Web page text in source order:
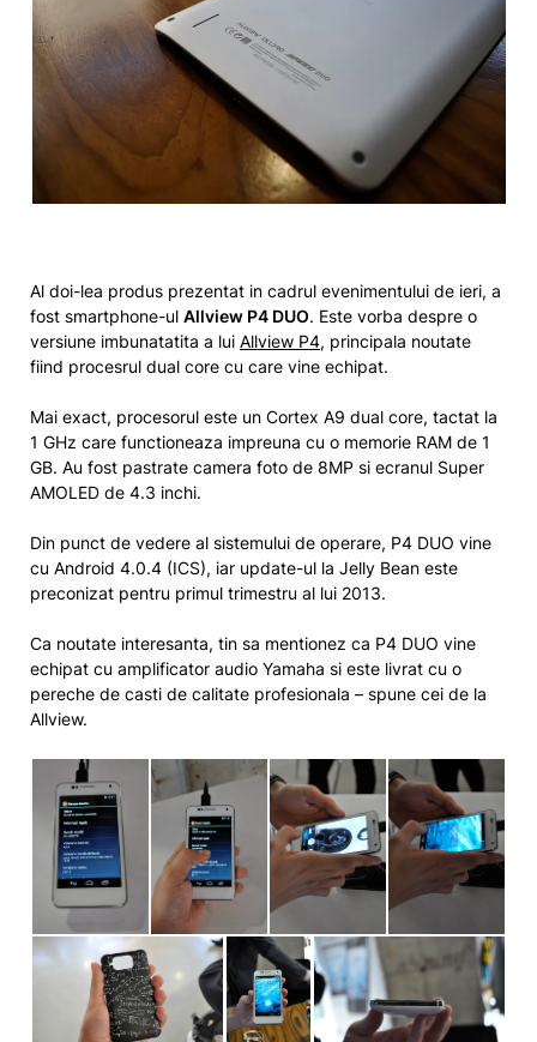
Al doi-lea produs prezentat in cadrul evenimentului de ieri, a
fost smartphone-ul Allview P4 DUO. Este vorba despre o
versiune imbunatatita a lui Allview P4, principala noutate
fiind procesrul dual core cu care vine echipat.
Mai exact, procesorul este un Cortex A9 dual core, tactat la
1 GHz care functioneaza impreuna cu o memorie RAM de 1
GB. Au fost pastrate camera foto de 8MP si ecranul Super
AMOLED de 4.3 inchi.
Din punct de vedere al sistemului de operare, P4 DUO vine
cu Android 4.0.4 (ICS), iar update-ul la Jelly Bean este
preconizat pentru primul trimestru al lui 2013.
Ca noutate interesanta, tin sa mentionez ca P4 DUO vine
echipat cu amplificator audio Yamaha si este livrat cu o
pereche de casti de calitate profesionala – spune cei de la
Allview.